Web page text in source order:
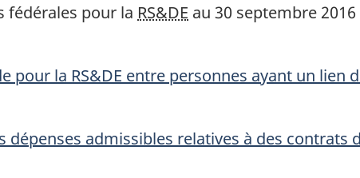
fédérales pour la RS&DE au 30 septembre 2016
pour la RS&DE entre personnes ayant un lien
dépenses admissibles relatives à des contrats